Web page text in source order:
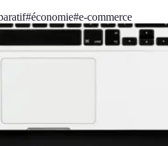
#économie#e-commerce